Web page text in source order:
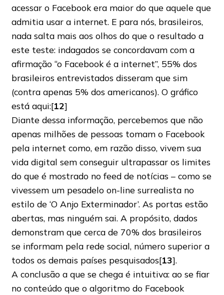
acessar o Facebook era maior do que aquele que
admitia usar a internet. E para nós, brasileiros,
nada salta mais aos olhos do que o resultado a
este teste: indagados se concordavam com a
afirmação “o Facebook é a internet”, 55% dos
brasileiros entrevistados disseram que sim
(contra apenas 5% dos americanos). O gráfico
está aqui:[12]
Diante dessa informação, percebemos que não
apenas milhões de pessoas tomam o Facebook
pela internet como, em razão disso, vivem sua
vida digital sem conseguir ultrapassar os limites
do que é mostrado no feed de notícias – como se
vivessem um pesadelo on-line surrealista no
estilo de ‘O Anjo Exterminador’. As portas estão
abertas, mas ninguém sai. A propósito, dados
demonstram que cerca de 70% dos brasileiros
se informam pela rede social, número superior a
todos os demais países pesquisados[13].
A conclusão a que se chega é intuitiva: ao se fiar
no conteúdo que o algoritmo do Facebook